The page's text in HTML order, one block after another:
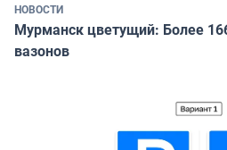
НОВОСТИ
Мурманск цветущий: Более
вазонов